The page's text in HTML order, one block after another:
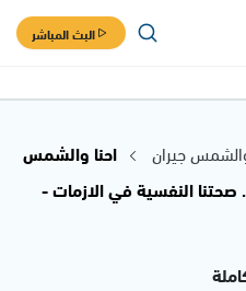
البث المباشر
جيران
احنا والشمس
. صحتنا النفسية في الازمات -